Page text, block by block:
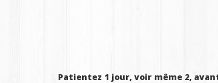
Patientez 1 jour, voir même 2,